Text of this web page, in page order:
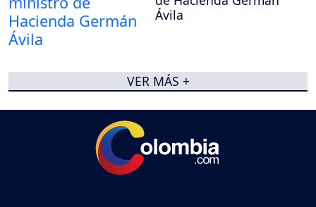
Ávila
VER MÁS +